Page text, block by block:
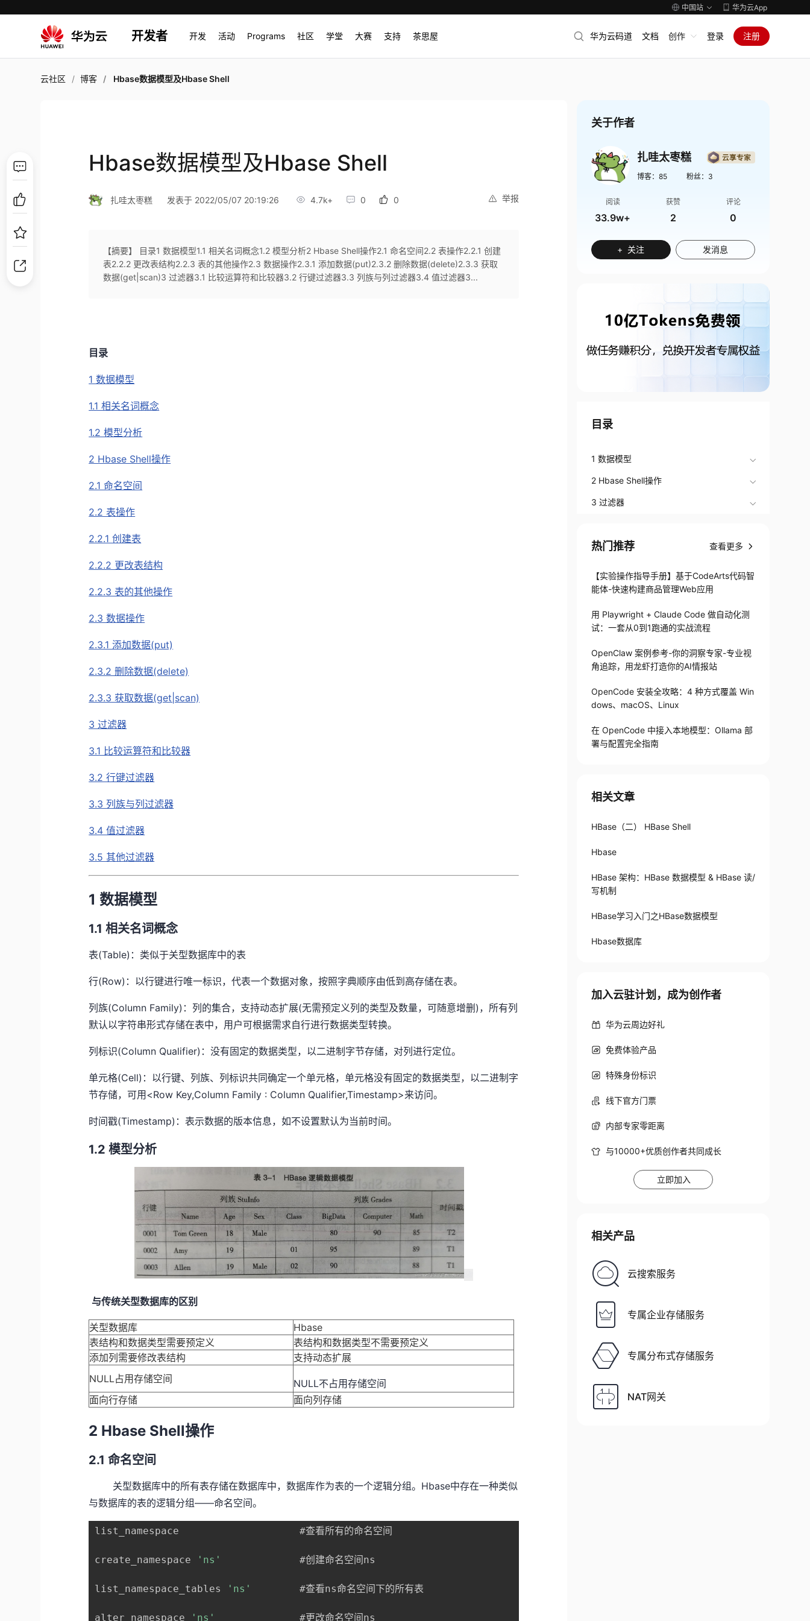
中国站 华为云App
开发者 开发 活动 Programs 社区 学堂 大赛 支持 茶思屋 华为云码道 文档 创作 登录 注册
云社区 博客 Hbase数据模型及Hbase Shell
Hbase数据模型及Hbase Shell
举报
扎哇太枣糕 发表于 2022/05/07 20:19:26 4.7k+ 0 0
【摘要】 ​目录1 数据模型1.1 相关名词概念1.2 模型分析2 Hbase Shell操作2.1 命名空间2.2 表操作2.2.1 创建
表2.2.2 更改表结构2.2.3 表的其他操作2.3 数据操作2.3.1 添加数据(put)2.3.2 删除数据(delete)2.3.3 获取
数据(get|scan)3 过滤器3.1 比较运算符和比较器3.2 行键过滤器3.3 列族与列过滤器3.4 值过滤器3...
目录
1 数据模型
1.1 相关名词概念
1.2 模型分析
2 Hbase Shell操作
2.1 命名空间
2.2 表操作
2.2.1 创建表
2.2.2 更改表结构
2.2.3 表的其他操作
2.3 数据操作
2.3.1 添加数据(put)
2.3.2 删除数据(delete)
2.3.3 获取数据(get|scan)
3 过滤器
3.1 比较运算符和比较器
3.2 行键过滤器
3.3 列族与列过滤器
3.4 值过滤器
3.5 其他过滤器
1 数据模型
1.1 相关名词概念
表(Table)：类似于关型数据库中的表
行(Row)：以行键进行唯一标识，代表一个数据对象，按照字典顺序由低到高存储在表。
列族(Column Family)：列的集合，支持动态扩展(无需预定义列的类型及数量，可随意增删)，所有列
默认以字符串形式存储在表中，用户可根据需求自行进行数据类型转换。
列标识(Column Qualifier)：没有固定的数据类型，以二进制字节存储，对列进行定位。
单元格(Cell)：以行键、列族、列标识共同确定一个单元格，单元格没有固定的数据类型，以二进制字
节存储，可用<Row Key,Column Family : Column Qualifier,Timestamp>来访问。
时间戳(Timestamp)：表示数据的版本信息，如不设置默认为当前时间。
1.2 模型分析
与传统关型数据库的区别
关型数据库
Hbase
表结构和数据类型需要预定义
表结构和数据类型不需要预定义
添加列需要修改表结构
支持动态扩展
NULL占用存储空间
NULL不占用存储空间
面向行存储
面向列存储
2 Hbase Shell操作
2.1 命名空间
关型数据库中的所有表存储在数据库中，数据库作为表的一个逻辑分组。Hbase中存在一种类似
与数据库的表的逻辑分组——命名空间。
list_namespace                    #查看所有的命名空间
create_namespace 'ns'
             #创建命名空间ns
list_namespace_tables 'ns'
        #查看ns命名空间下的所有表
alter_namespace 'ns'
              #更改命名空间ns
关于作者
扎哇太枣糕
博客： 85 粉丝： 3
阅读
33.9w+
获赞
2
评论
0
+ 关注 发消息
目录
1 数据模型
2 Hbase Shell操作
3 过滤器
热门推荐 查看更多
【实验操作指导手册】基于CodeArts代码智
能体-快速构建商品管理Web应用
用 Playwright + Claude Code 做自动化测
试：一套从0到1跑通的实战流程
OpenClaw 案例参考-你的洞察专家-专业视
角追踪，用龙虾打造你的AI情报站
OpenCode 安装全攻略：4 种方式覆盖 Win
dows、macOS、Linux
在 OpenCode 中接入本地模型：Ollama 部
署与配置完全指南
相关文章
HBase（二） HBase Shell
Hbase
HBase 架构：HBase 数据模型 & HBase 读/
写机制
HBase学习入门之HBase数据模型
Hbase数据库
加入云驻计划，成为创作者
华为云周边好礼
免费体验产品
特殊身份标识
线下官方门票
内部专家零距离
与10000+优质创作者共同成长
立即加入
相关产品
云搜索服务
专属企业存储服务
专属分布式存储服务
NAT网关